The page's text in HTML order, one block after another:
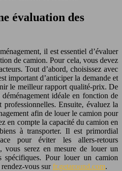
évaluation des
il est essentiel d’évaluer
de camion. Pour cela, vous devez
Tout d’abord, choisissez avec
important d’anticiper la demande et
le meilleur rapport qualité-prix. De
idéale en fonction de
professionnelles. Ensuite, évaluez la
afin de louer le camion pour
en compte la capacité du camion en
à transporter. Il est primordial
pour éviter les allers-retours
vous serez en mesure de louer un
spécifiques. Pour louer un camion
vous surfr.getaround.com.